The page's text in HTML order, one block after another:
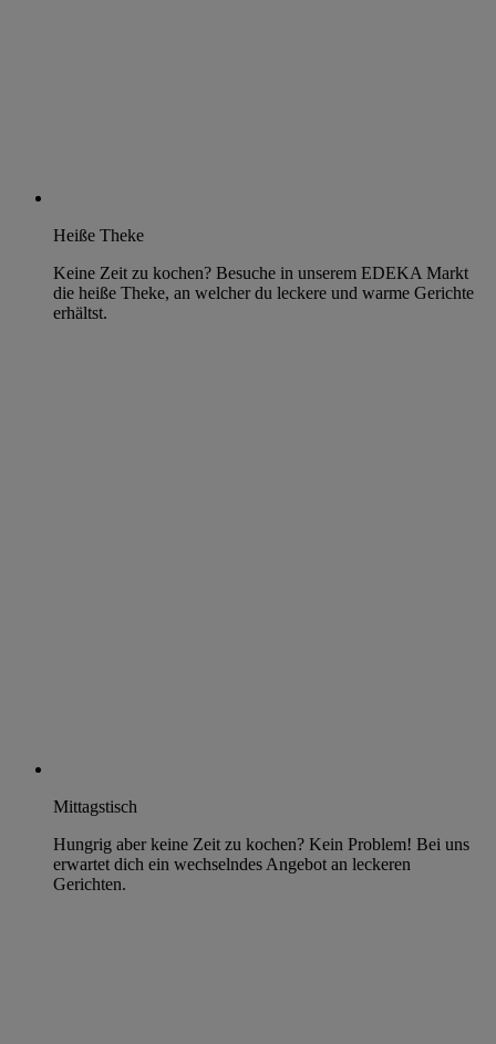
Heiße Theke
Keine Zeit zu kochen? Besuche in unserem EDEKA Markt
die heiße Theke, an welcher du leckere und warme Gerichte
erhältst.
Mittagstisch
Hungrig aber keine Zeit zu kochen? Kein Problem! Bei uns
erwartet dich ein wechselndes Angebot an leckeren
Gerichten.